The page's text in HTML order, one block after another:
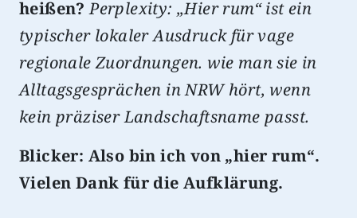
heißen? Perplexity: „Hier rum“ ist ein
typischer lokaler Ausdruck für vage
regionale Zuordnungen. wie man sie in
Alltagsgesprächen in NRW hört, wenn
kein präziser Landschaftsname passt.
Blicker: Also bin ich von „hier rum“.
Vielen Dank für die Aufklärung.